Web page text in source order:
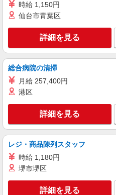
時給 1,150円
仙台市青葉区
詳細を見る
総合病院の清掃
月給 257,400円
港区
詳細を見る
レジ・商品陳列スタッフ
時給 1,180円
堺市堺区
詳細を見る